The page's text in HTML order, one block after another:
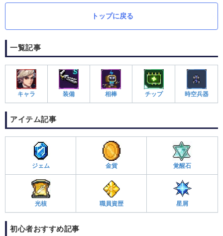
トップに戻る
一覧記事
キャラ 装備 相棒 チップ 時空兵器
アイテム記事
ジェム 金貨 覚醒石
光核 職員資歴 星屑
初心者おすすめ記事